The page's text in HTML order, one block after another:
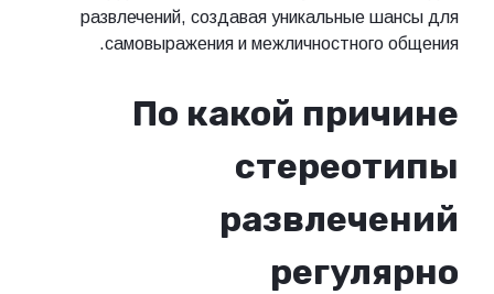
развлечений, создавая уникальные
самовыражения и межличностного
По какой